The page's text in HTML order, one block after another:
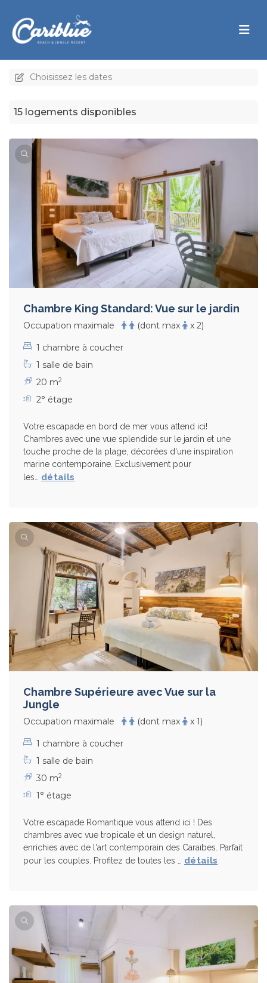
Choisissez les dates
15 logements disponibles
Chambre King Standard: Vue sur le jardin
Occupation maximale (dont max x 2)
1 chambre à coucher
1 salle de bain
20 m2
2° étage
Votre escapade en bord de mer vous attend ici!
Chambres avec une vue splendide sur le jardin et une
touche proche de la plage, décorées d'une inspiration
marine contemporaine. Exclusivement pour
les… détails
Chambre Supérieure avec Vue sur la
Jungle
Occupation maximale (dont max x 1)
1 chambre à coucher
1 salle de bain
30 m2
1° étage
Votre escapade Romantique vous attend ici ! Des
chambres avec vue tropicale et un design naturel,
enrichies avec de l'art contemporain des Caraïbes. Parfait
pour les couples. Profitez de toutes les … détails